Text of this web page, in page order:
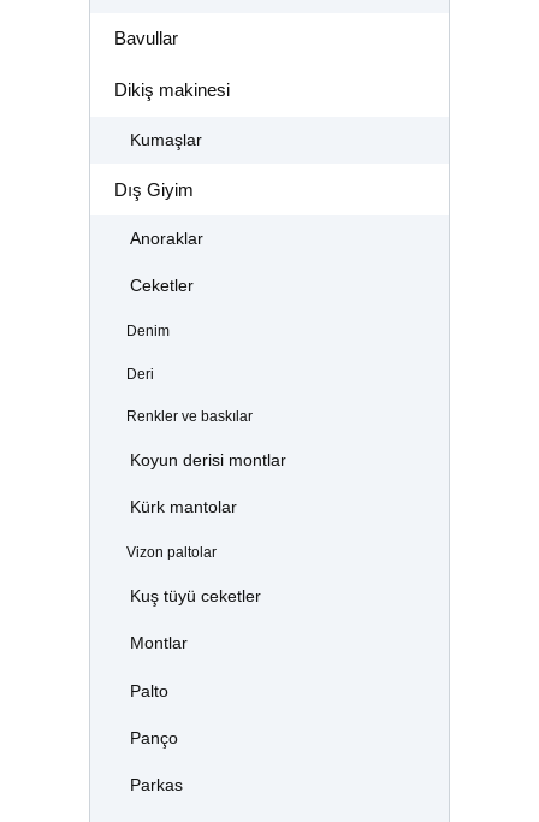
Bavullar
Dikiş makinesi
Kumaşlar
Dış Giyim
Anoraklar
Ceketler
Denim
Deri
Renkler ve baskılar
Koyun derisi montlar
Kürk mantolar
Vizon paltolar
Kuş tüyü ceketler
Montlar
Palto
Panço
Parkas